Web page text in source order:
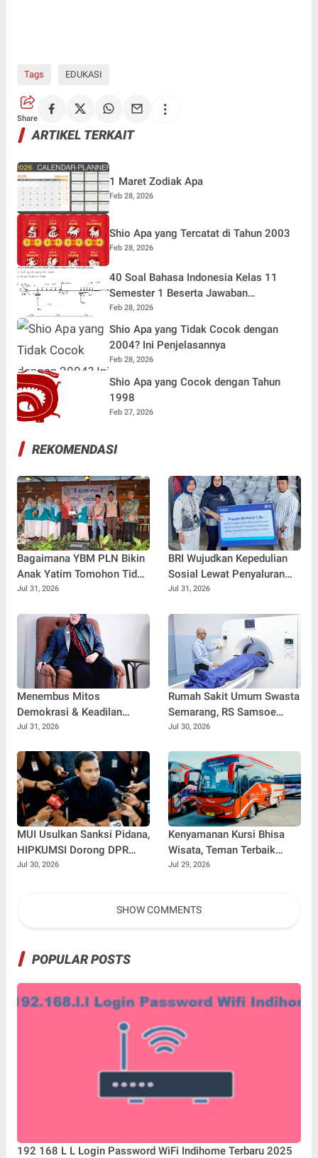
Tags EDUKASI
Share
ARTIKEL TERKAIT
1 Maret Zodiak Apa
Feb 28, 2026
Shio Apa yang Tercatat di Tahun 2003
Feb 28, 2026
40 Soal Bahasa Indonesia Kelas 11
Semester 1 Beserta Jawaban
Terlengkap
Feb 28, 2026
Shio Apa yang Tidak Cocok dengan
2004? Ini Penjelasannya
Feb 28, 2026
Shio Apa yang Cocok dengan Tahun
1998
Feb 27, 2026
REKOMENDASI
Bagaimana YBM PLN Bikin
Anak Yatim Tomohon Tidak
Tertinggal di Tahun Ajaran
Jul 31, 2026
BRI Wujudkan Kepedulian
Sosial Lewat Penyaluran
Paket Sembako di
Jul 31, 2026
Menembus Mitos
Demokrasi & Keadilan
Sosial: Adv. Fara Fariha
Simpati Publik dan Aksi
Main Hakim Sendiri
Jul 31, 2026
Rumah Sakit Umum Swasta
Semarang, RS Samsoe
Hidajat Perluas Layanan
Jul 30, 2026
MUI Usulkan Sanksi Pidana,
HIPKUMSI Dorong DPR
Segera Bertindak
Jul 30, 2026
Kenyamanan Kursi Bhisa
Wisata, Teman Terbaik
untuk Perjalanan Jauh
Jul 29, 2026
SHOW COMMENTS
POPULAR POSTS
192 168 L L Login Password WiFi Indihome Terbaru 2025